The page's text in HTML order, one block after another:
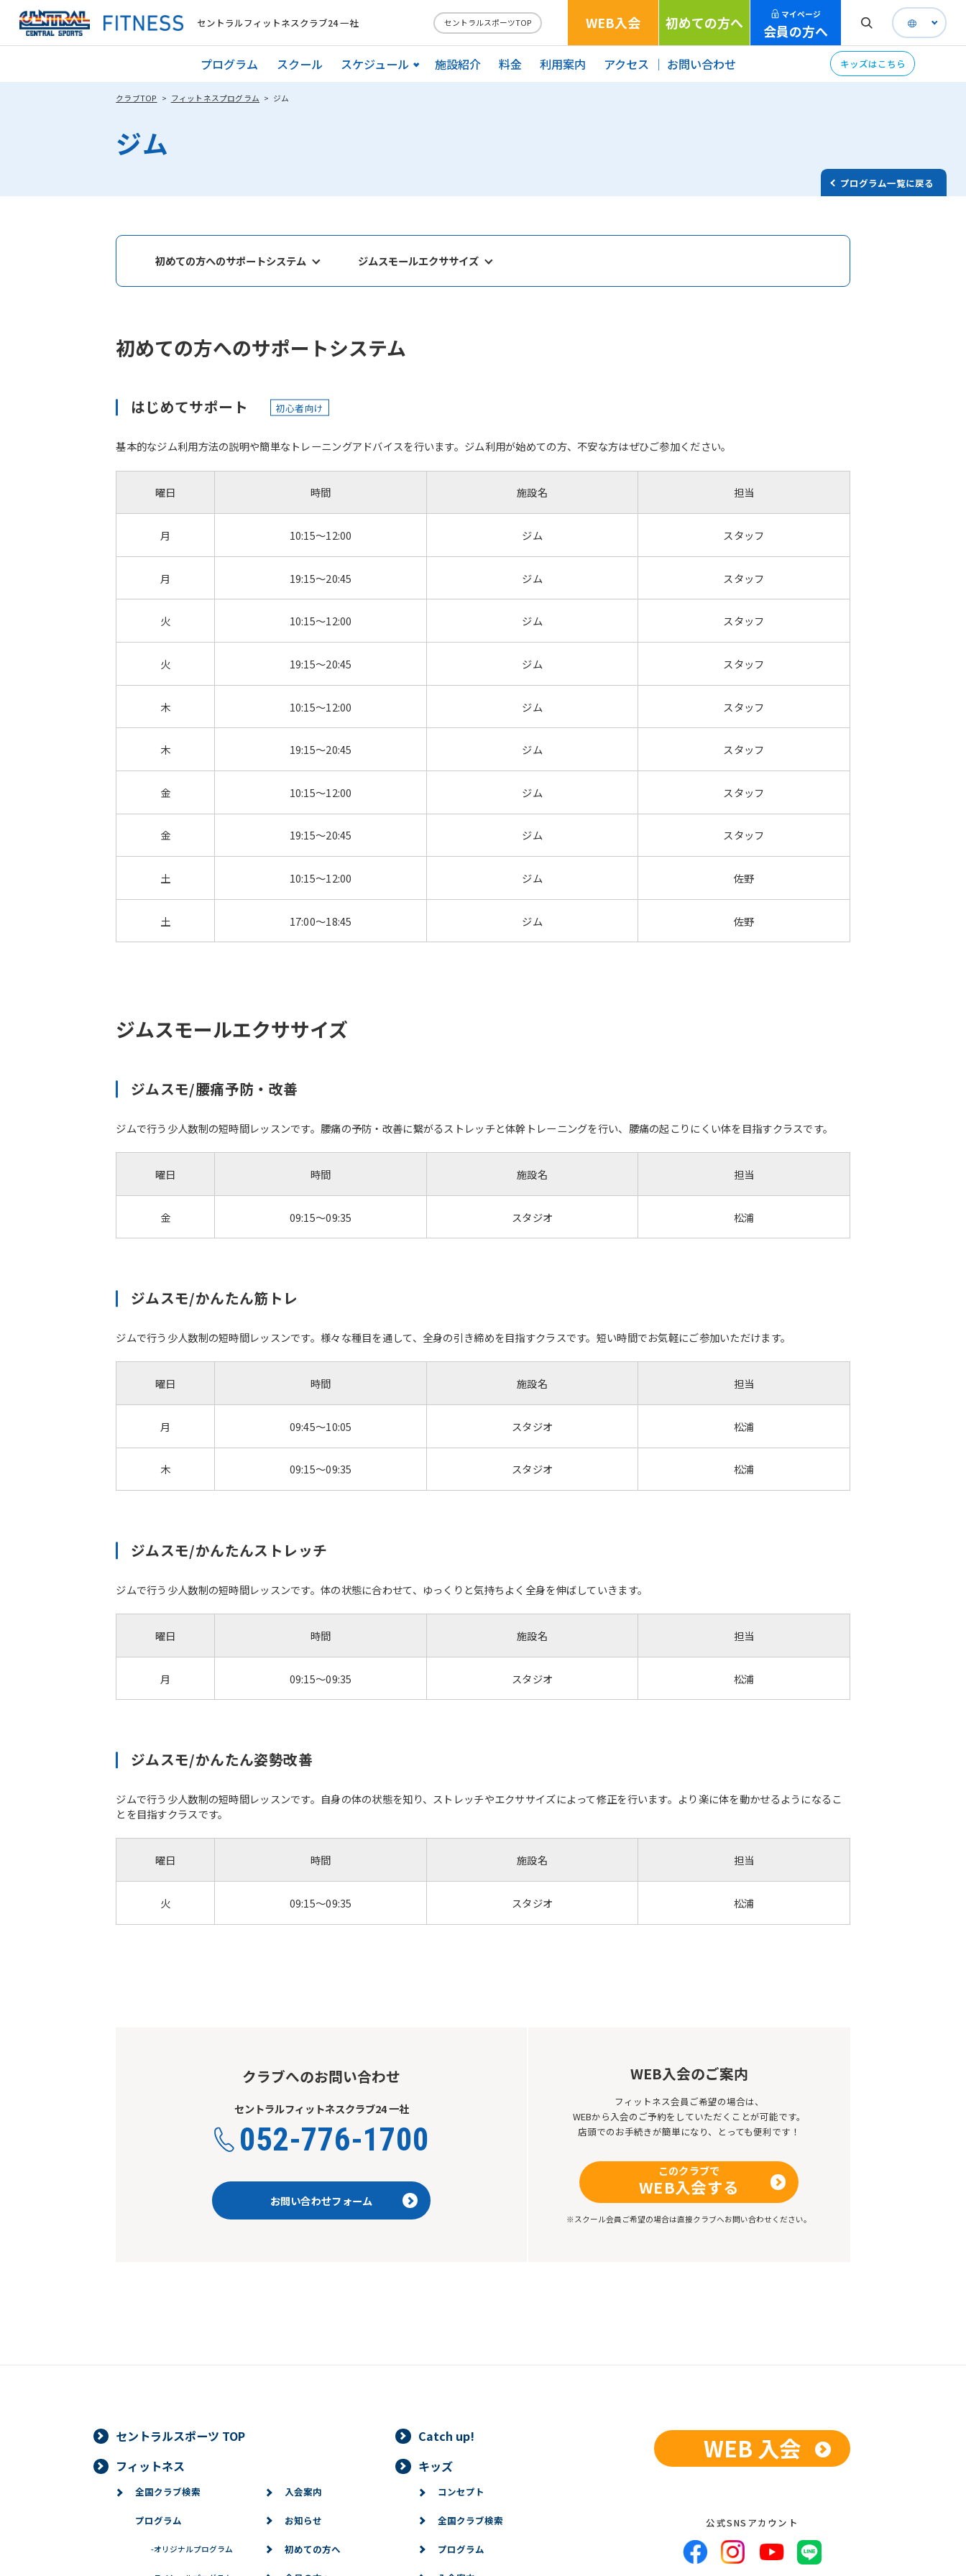
セントラルフィットネスクラブ24 一社 セントラルスポーツTOP WEB入会 初めての方へ マイページ
会員の方へ
プログラム スクール スケジュール 施設紹介 料金 利用案内 アクセス お問い合わせ キッズはこちら
クラブTOP フィットネスプログラム ジム
ジム
プログラム一覧に戻る
初めての方へのサポートシステム ジムスモールエクササイズ
初めての方へのサポートシステム
はじめてサポート 初心者向け
基本的なジム利用方法の説明や簡単なトレーニングアドバイスを行います。ジム利用が始めての方、不安な方はぜひご参加ください。
曜日
月
時間
10:15～12:00
施設名
ジム
担当
スタッフ
月 19:15～20:45 ジム スタッフ
火 10:15～12:00 ジム スタッフ
火 19:15～20:45 ジム スタッフ
木 10:15～12:00 ジム スタッフ
木 19:15～20:45 ジム スタッフ
金 10:15～12:00 ジム スタッフ
金 19:15～20:45 ジム スタッフ
土 10:15～12:00 ジム 佐野
土 17:00～18:45 ジム 佐野
ジムスモールエクササイズ
ジムスモ/腰痛予防・改善
ジムで行う少人数制の短時間レッスンです。腰痛の予防・改善に繋がるストレッチと体幹トレーニングを行い、腰痛の起こりにくい体を目指すクラスです。
曜日
金
時間
09:15～09:35
施設名
スタジオ
担当
松浦
ジムスモ/かんたん筋トレ
ジムで行う少人数制の短時間レッスンです。様々な種目を通して、全身の引き締めを目指すクラスです。短い時間でお気軽にご参加いただけます。
曜日
月
時間
09:45～10:05
施設名
スタジオ
担当
松浦
木 09:15～09:35 スタジオ 松浦
ジムスモ/かんたんストレッチ
ジムで行う少人数制の短時間レッスンです。体の状態に合わせて、ゆっくりと気持ちよく全身を伸ばしていきます。
曜日
月
時間
09:15～09:35
施設名
スタジオ
担当
松浦
ジムスモ/かんたん姿勢改善
ジムで行う少人数制の短時間レッスンです。自身の体の状態を知り、ストレッチやエクササイズによって修正を行います。より楽に体を動かせるようになるこ
とを目指すクラスです。
曜日
火
時間
09:15～09:35
施設名
スタジオ
担当
松浦
クラブへのお問い合わせ
セントラルフィットネスクラブ24 一社
052-776-1700
お問い合わせフォーム
WEB入会のご案内
フィットネス会員ご希望の場合は、
WEBから入会のご予約をしていただくことが可能です。
店頭でのお手続きが簡単になり、とっても便利です！
このクラブで
WEB入会する
※スクール会員ご希望の場合は直接クラブへお問い合わせください。
Central Sports official website is
automatically translated into
automatic translation) to return to
version of this website will be
Automatic translation start
セントラルスポーツ TOP
Catch up!
フィットネス
全国クラブ検索
プログラム
-オリジナルプログラム
入会案内
お知らせ
初めての方へ
キッズ
コンセプト
全国クラブ検索
プログラム
WEB 入会
公式SNSアカウント